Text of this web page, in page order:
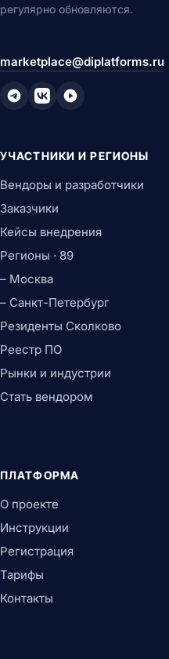
регулярно обновляются.
marketplace@diplatforms.ru
УЧАСТНИКИ И РЕГИОНЫ
Вендоры и разработчики
Заказчики
Кейсы внедрения
Регионы · 89
– Москва
– Санкт-Петербург
Резиденты Сколково
Реестр ПО
Рынки и индустрии
Стать вендором
ПЛАТФОРМА
О проекте
Инструкции
Регистрация
Тарифы
Контакты